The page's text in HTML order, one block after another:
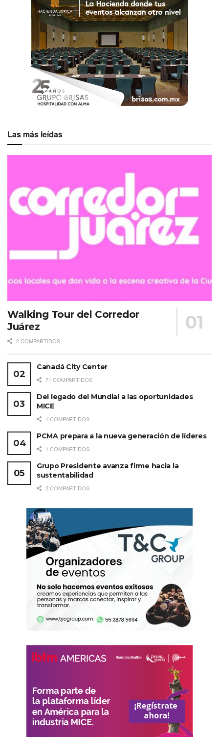
Las más leídas
Walking Tour del Corredor
Juárez
2 COMPARTIDOS
Canadá City Center
71 COMPARTIDOS
Del legado del Mundial a las oportunidades
MICE
1 COMPARTIDOS
PCMA prepara a la nueva generación de líderes
1 COMPARTIDOS
Grupo Presidente avanza firme hacia la
sustentabilidad
2 COMPARTIDOS